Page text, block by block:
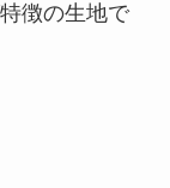
徴の生地で